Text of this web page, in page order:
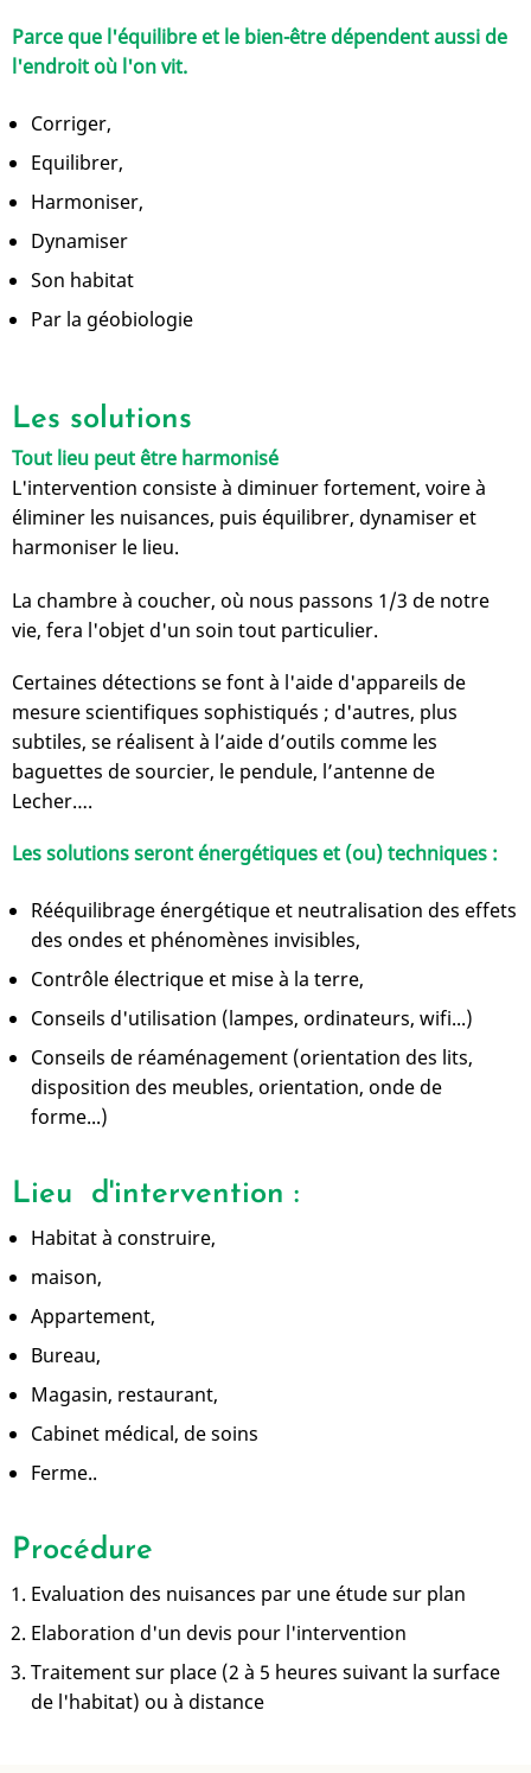
Parce que l'équilibre et le bien-être dépendent aussi de
l'endroit où l'on vit.
Corriger,
Equilibrer,
Harmoniser,
Dynamiser
Son habitat
Par la géobiologie
Les solutions
Tout lieu peut être harmonisé
L'intervention consiste à diminuer fortement, voire à
éliminer les nuisances, puis équilibrer, dynamiser et
harmoniser le lieu.
La chambre à coucher, où nous passons 1/3 de notre
vie, fera l'objet d'un soin tout particulier.
Certaines détections se font à l'aide d'appareils de
mesure scientifiques sophistiqués ; d'autres, plus
subtiles, se réalisent à l’aide d’outils comme les
baguettes de sourcier, le pendule, l’antenne de
Lecher….
Les solutions seront énergétiques et (ou) techniques :
Rééquilibrage énergétique et neutralisation des effets
des ondes et phénomènes invisibles,
Contrôle électrique et mise à la terre,
Conseils d'utilisation (lampes, ordinateurs, wifi...)
Conseils de réaménagement (orientation des lits,
disposition des meubles, orientation, onde de
forme...)
Lieu d'intervention :
Habitat à construire,
maison,
Appartement,
Bureau,
Magasin, restaurant,
Cabinet médical, de soins
Ferme..
Procédure
Evaluation des nuisances par une étude sur plan
Elaboration d'un devis pour l'intervention
Traitement sur place (2 à 5 heures suivant la surface
de l'habitat) ou à distance